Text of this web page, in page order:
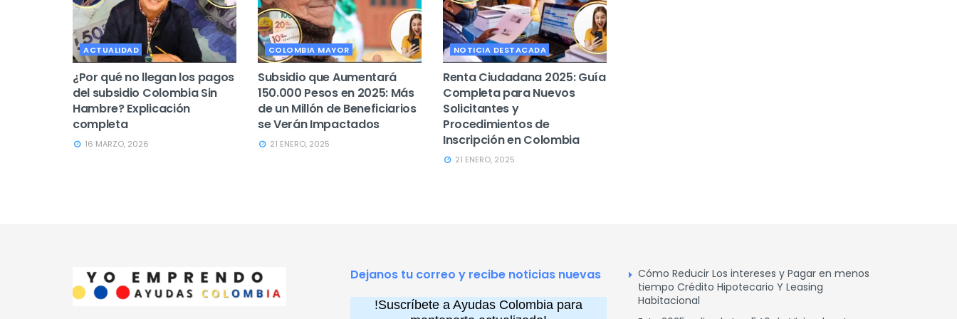
ACTUALIDAD
¿Por qué no llegan los pagos
del subsidio Colombia Sin
Hambre? Explicación
completa
16 MARZO, 2026
COLOMBIA MAYOR
Subsidio que Aumentará
150.000 Pesos en 2025: Más
de un Millón de Beneficiarios
se Verán Impactados
21 ENERO, 2025
NOTICIA DESTACADA
Renta Ciudadana 2025: Guía
Completa para Nuevos
Solicitantes y
Procedimientos de
Inscripción en Colombia
21 ENERO, 2025
Dejanos tu correo y recibe noticias nuevas
!Suscríbete a Ayudas Colombia para
Cómo Reducir Los intereses y Pagar en menos
tiempo Crédito Hipotecario Y Leasing
Habitacional